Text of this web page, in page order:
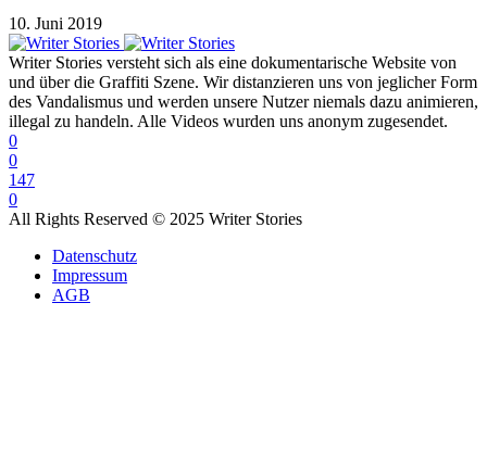
10. Juni 2019
Writer Stories versteht sich als eine dokumentarische Website von
und über die Graffiti Szene. Wir distanzieren uns von jeglicher Form
des Vandalismus und werden unsere Nutzer niemals dazu animieren,
illegal zu handeln. Alle Videos wurden uns anonym zugesendet.
0
0
147
0
All Rights Reserved © 2025 Writer Stories
Datenschutz
Impressum
AGB